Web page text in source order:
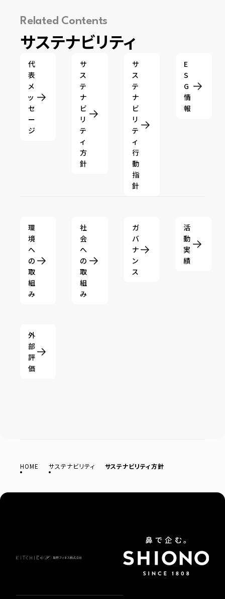
Related Contents
サステナビリティ
代
表
メ
ッ
セ
ー
ジ
サ
ス
テ
ナ
ビ
リ
テ
ィ
方
針
サ
ス
テ
ナ
ビ
リ
テ
ィ
行
動
指
針
E
S
G
情
報
環
境
へ
の
取
組
み
社
会
へ
の
取
組
み
ガ
バ
ナ
ン
ス
活
動
実
績
外
部
評
価
HOME サステナビリティ サステナビリティ方針